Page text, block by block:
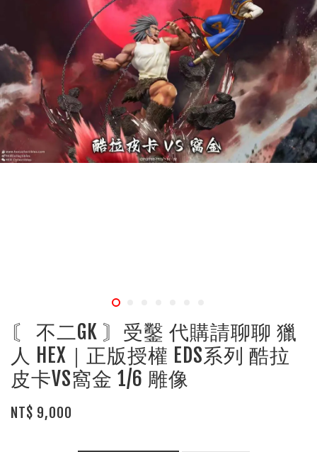
〘 不二GK 〙受鑿 代購請聊聊 獵
人 HEX｜正版授權 EDS系列 酷拉
皮卡VS窩金 1/6 雕像
NT$ 9,000